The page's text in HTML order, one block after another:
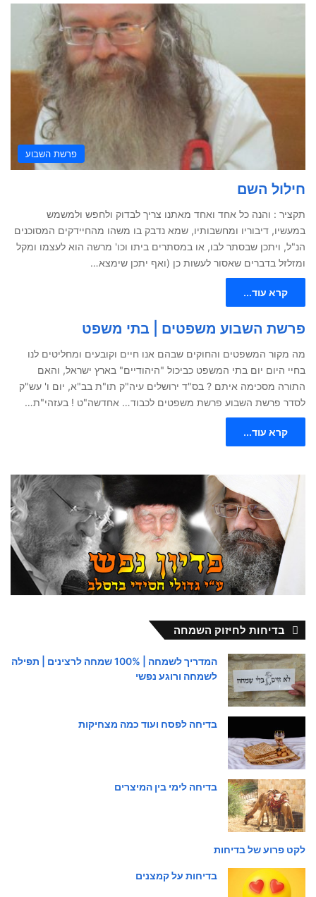
פרשת השבוע
חילול השם
תקציר : והנה כל אחד ואחד מאתנו צריך לבדוק ולחפש ולמשמש
במעשיו, דיבוריו ומחשבותיו, שמא נדבק בו משהו מהחיידקים המסוכנים
הנ"ל, ויתכן שבסתר לבו, או במסתרים ביתו וכו' מרשה הוא לעצמו ומקל
ומזלזל בדברים שאסור לעשות כן (ואף יתכן שימצא…
קרא עוד...
פרשת השבוע משפטים | בתי משפט
מה מקור המשפטים והחוקים שבהם אנו חיים וקובעים ומחליטים לנו
בחיי היום יום בתי המשפט כביכול "היהודיים" בארץ ישראל, והאם
התורה מסכימה איתם ? בס"ד ירושלים עיה"ק תו"ת בב"א, יום ו' עש"ק
לסדר פרשת השבוע פרשת משפטים לכבוד… אחדשה"ט ! בעזהי"ת…
קרא עוד...
בדיחות לחיזוק השמחה
המדריך לשמחה | 100% שמחה לרצינים | תפילה
לשמחה ורוגע נפשי
בדיחה לפסח ועוד כמה מצחיקות
בדיחה לימי בין המיצרים
לקט פרוע של בדיחות
בדיחות על קמצנים